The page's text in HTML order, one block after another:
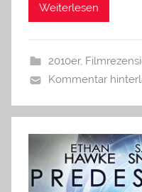
Weiterlesen
2010er,
Kommentar